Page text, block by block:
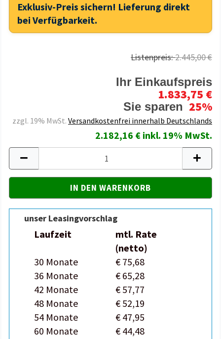
Exklusiv-Preis sichern! Lieferung direkt
bei Verfügbarkeit.
Listenpreis:2.445,00 €
Ihr Einkaufspreis
1.833,75 €
Sie sparen 25%
zzgl. 19% MwSt. Versandkostenfrei innerhalb Deutschlands
2.182,16 € inkl. 19% MwSt.
unser Leasingvorschlag
Laufzeit
mtl. Rate
(netto)
30 Monate
€ 75,68
36 Monate
€ 65,28
42 Monate
€ 57,77
48 Monate
€ 52,19
54 Monate
€ 47,95
60 Monate
€ 44,48